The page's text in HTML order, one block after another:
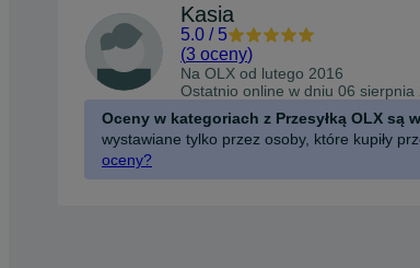
Kasia
5.0 / 5
(3 oceny)
Na OLX od lutego 2016
Ostatnio online w dniu 06 sierpnia
Oceny w kategoriach z Przesyłką OLX są
wystawiane tylko przez osoby, które kupiły
oceny?